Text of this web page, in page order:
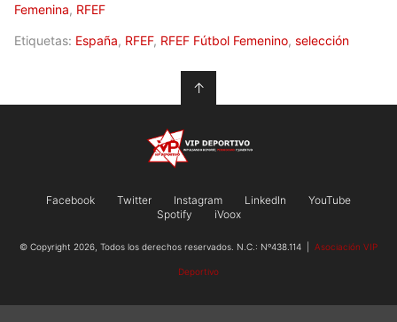
Femenina, RFEF
Etiquetas: España, RFEF, RFEF Fútbol Femenino, selección
↑
Facebook Twitter Instagram LinkedIn
YouTube
Spotify
iVoox
© Copyright 2026, Todos los derechos reservados. N.C.: Nº438.114 | Asociación VIP
Deportivo